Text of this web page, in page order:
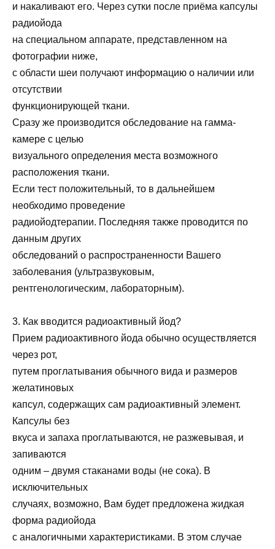
и накаливают его. Через сутки после приёма капсулы
радиойода
на специальном аппарате, представленном на
фотографии ниже,
с области шеи получают информацию о наличии или
отсутствии
функционирующей ткани.
Сразу же производится обследование на гамма-
камере с целью
визуального определения места возможного
расположения ткани.
Если тест положительный, то в дальнейшем
необходимо проведение
радиойодтерапии. Последняя также проводится по
данным других
обследований о распространенности Вашего
заболевания (ультразвуковым,
рентгенологическим, лабораторным).
3. Как вводится радиоактивный йод?
Прием радиоактивного йода обычно осуществляется
через рот,
путем проглатывания обычного вида и размеров
желатиновых
капсул, содержащих сам радиоактивный элемент.
Капсулы без
вкуса и запаха проглатываются, не разжевывая, и
запиваются
одним – двумя стаканами воды (не сока). В
исключительных
случаях, возможно, Вам будет предложена жидкая
форма радиойода
с аналогичными характеристиками. В этом случае